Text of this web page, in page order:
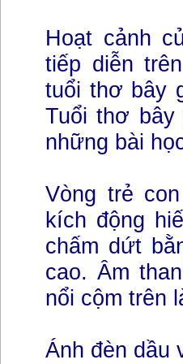
Hoạt cảnh
tiếp diễn
tuổi thơ bây
Tuổi thơ
những bài
Vòng trẻ
kích động
chấm dứt
cao. Âm
nổi cộm trên
Ánh đèn dầu